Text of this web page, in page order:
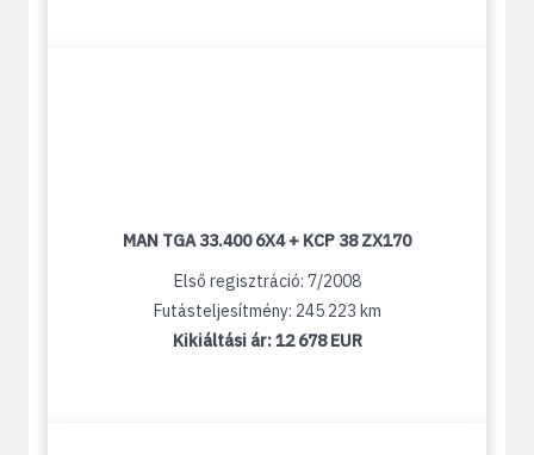
MAN TGA 33.400 6X4 + KCP 38 ZX170
Első regisztráció: 7/2008
Futásteljesítmény: 245 223 km
Kikiáltási ár:12 678 EUR